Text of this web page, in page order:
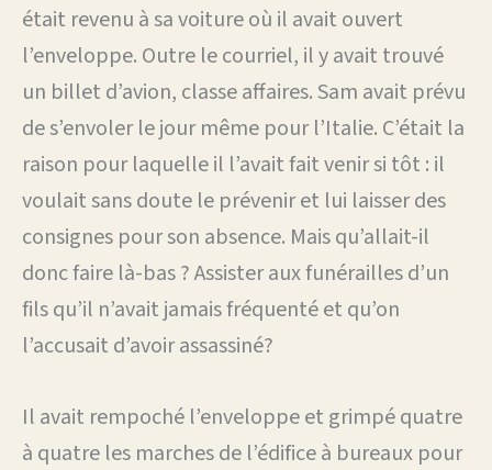
était revenu à sa voiture où il avait ouvert
l’enveloppe. Outre le courriel, il y avait trouvé
un billet d’avion, classe affaires. Sam avait prévu
de s’envoler le jour même pour l’Italie. C’était la
raison pour laquelle il l’avait fait venir si tôt : il
voulait sans doute le prévenir et lui laisser des
consignes pour son absence. Mais qu’allait-il
donc faire là-bas ? Assister aux funérailles d’un
fils qu’il n’avait jamais fréquenté et qu’on
l’accusait d’avoir assassiné?
Il avait rempoché l’enveloppe et grimpé quatre
à quatre les marches de l’édifice à bureaux pour